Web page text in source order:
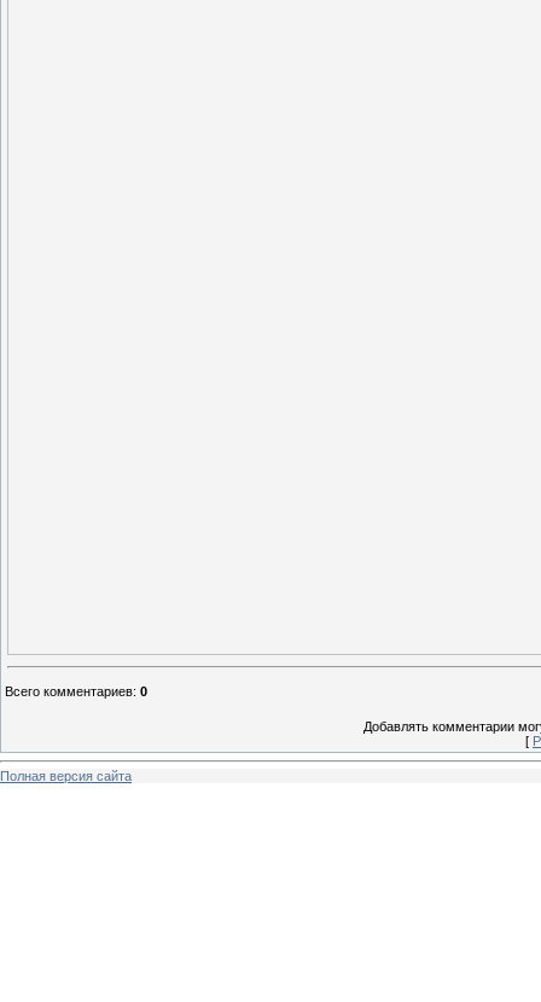
Всего комментариев: 0
Добавлять комментарии
[
Полная версия сайта